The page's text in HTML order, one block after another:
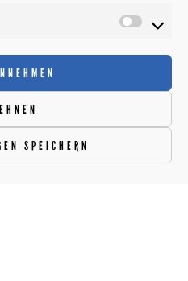
SPEICHERN